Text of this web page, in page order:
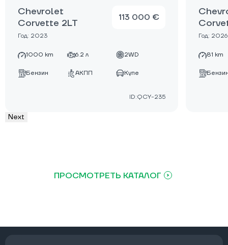
Chevrolet
Corvette 2LT
Год: 2023
113 000 €
1000 km 6.2 л 2WD
Бензин АКПП Купе
ID:QCY-235
Год: 2026
81 km
Next
ПРОСМОТРЕТЬ КАТАЛОГ